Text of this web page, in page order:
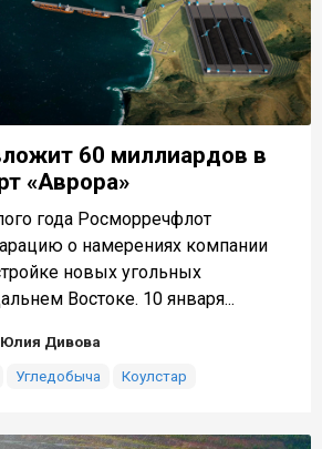
60 миллиардов в
«Аврора»
года Росморречфлот
о намерениях компании
новых угольных
Востоке. 10 января...
Юлия Дивова
Угледобыча Коулстар